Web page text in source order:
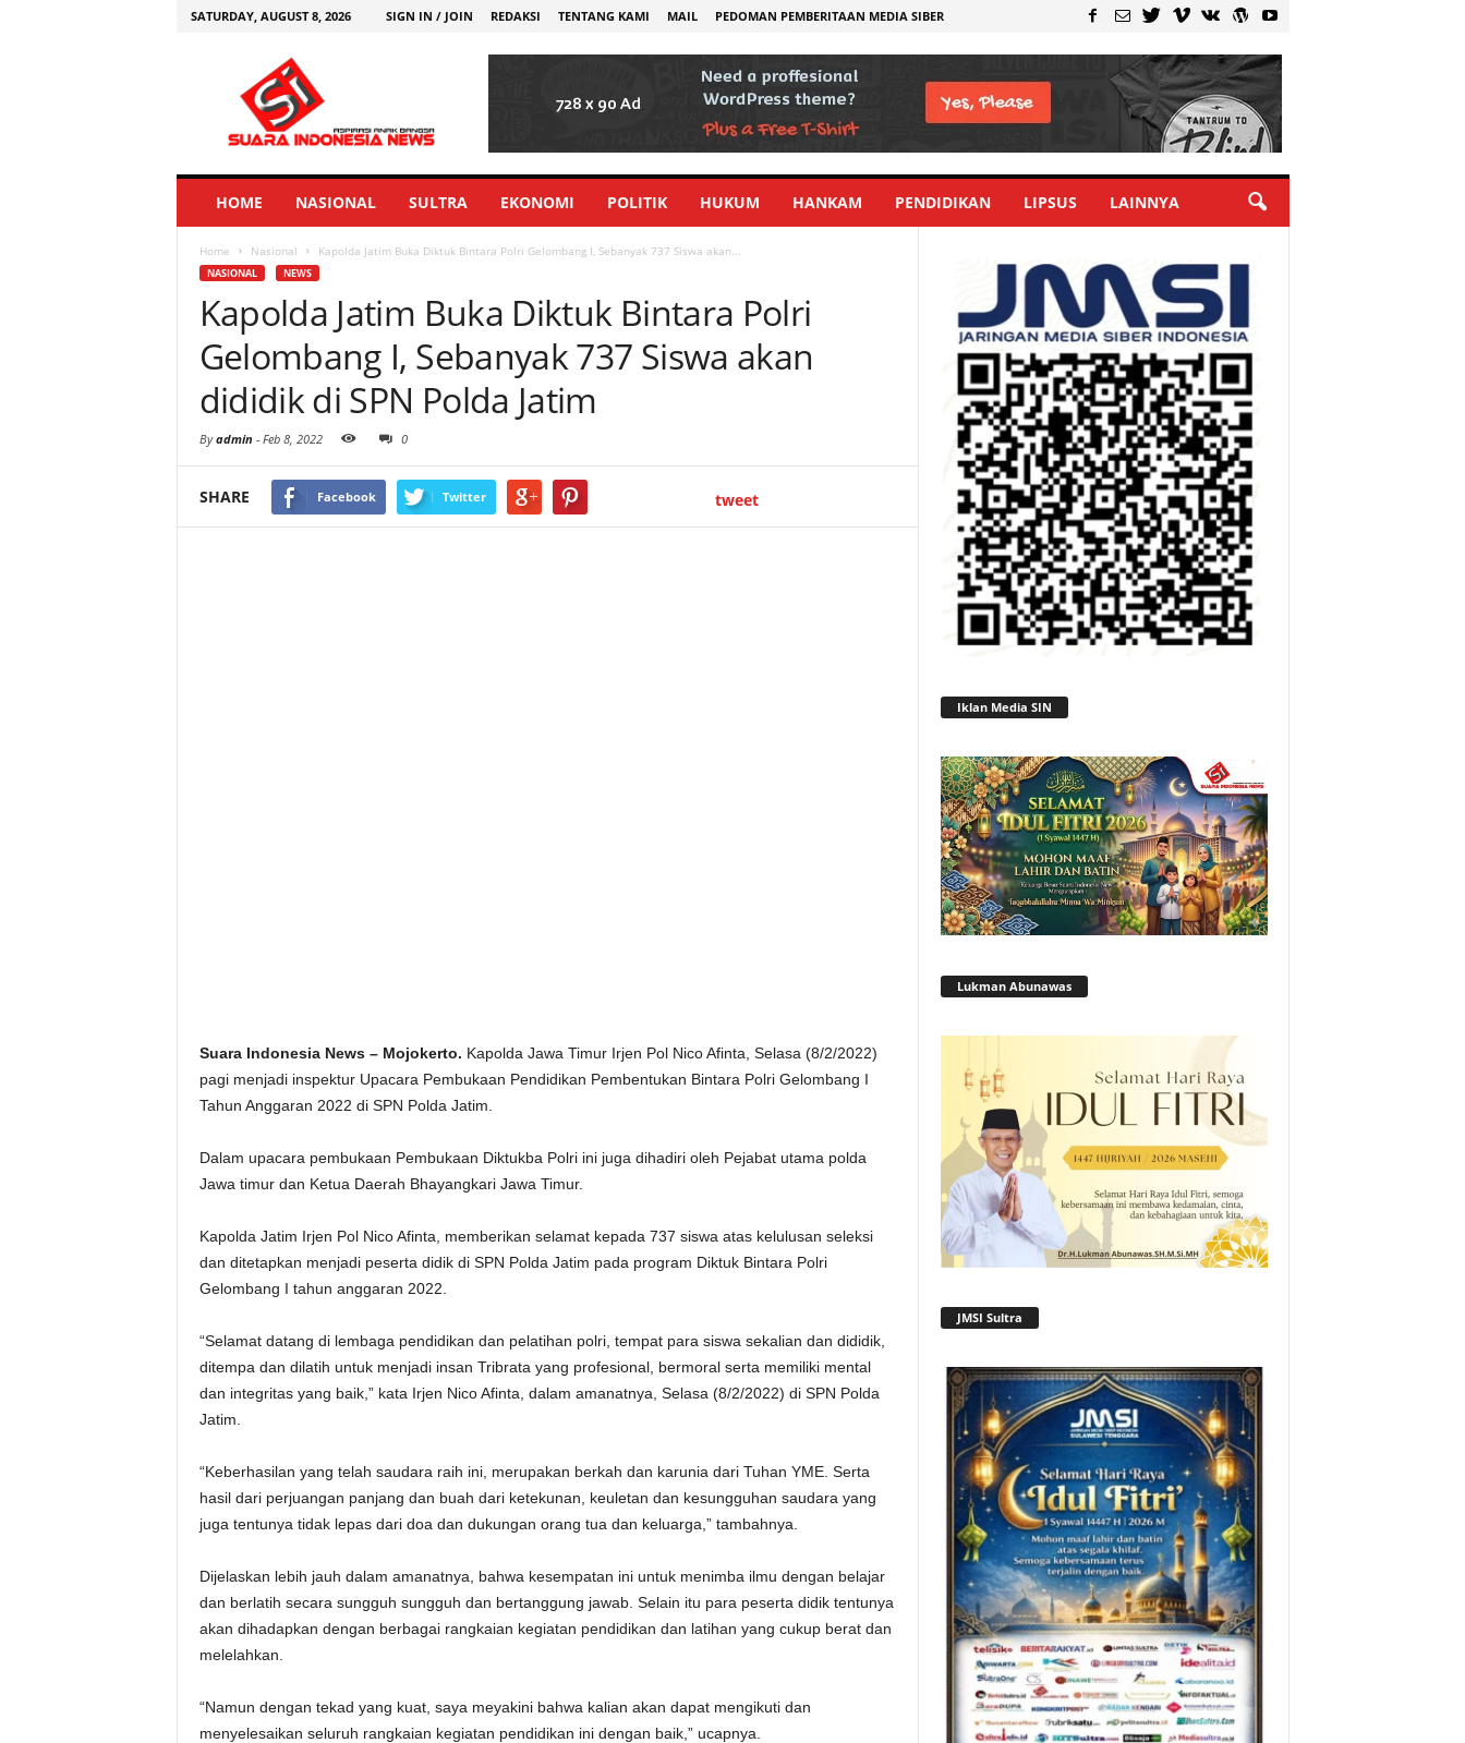
SATURDAY, AUGUST 8, 2026 SIGN IN / JOIN REDAKSI TENTANG KAMI MAIL PEDOMAN PEMBERITAAN MEDIA SIBER
HOME NASIONAL SULTRA EKONOMI POLITIK HUKUM HANKAM PENDIDIKAN LIPSUS LAINNYA
Home Nasional Kapolda Jatim Buka Diktuk Bintara Polri Gelombang I, Sebanyak 737 Siswa akan...
NASIONAL NEWS
Kapolda Jatim Buka Diktuk Bintara Polri
Gelombang I, Sebanyak 737 Siswa akan
dididik di SPN Polda Jatim
Byadmin - Feb 8, 2022 0
SHARE Facebook Twitter tweet
Suara Indonesia News – Mojokerto. Kapolda Jawa Timur Irjen Pol Nico Afinta, Selasa (8/2/2022)
pagi menjadi inspektur Upacara Pembukaan Pendidikan Pembentukan Bintara Polri Gelombang I
Tahun Anggaran 2022 di SPN Polda Jatim.
Dalam upacara pembukaan Pembukaan Diktukba Polri ini juga dihadiri oleh Pejabat utama polda
Jawa timur dan Ketua Daerah Bhayangkari Jawa Timur.
Kapolda Jatim Irjen Pol Nico Afinta, memberikan selamat kepada 737 siswa atas kelulusan seleksi
dan ditetapkan menjadi peserta didik di SPN Polda Jatim pada program Diktuk Bintara Polri
Gelombang I tahun anggaran 2022.
“Selamat datang di lembaga pendidikan dan pelatihan polri, tempat para siswa sekalian dan dididik,
ditempa dan dilatih untuk menjadi insan Tribrata yang profesional, bermoral serta memiliki mental
dan integritas yang baik,” kata Irjen Nico Afinta, dalam amanatnya, Selasa (8/2/2022) di SPN Polda
Jatim.
“Keberhasilan yang telah saudara raih ini, merupakan berkah dan karunia dari Tuhan YME. Serta
hasil dari perjuangan panjang dan buah dari ketekunan, keuletan dan kesungguhan saudara yang
juga tentunya tidak lepas dari doa dan dukungan orang tua dan keluarga,” tambahnya.
Dijelaskan lebih jauh dalam amanatnya, bahwa kesempatan ini untuk menimba ilmu dengan belajar
dan berlatih secara sungguh sungguh dan bertanggung jawab. Selain itu para peserta didik tentunya
akan dihadapkan dengan berbagai rangkaian kegiatan pendidikan dan latihan yang cukup berat dan
melelahkan.
“Namun dengan tekad yang kuat, saya meyakini bahwa kalian akan dapat mengikuti dan
menyelesaikan seluruh rangkaian kegiatan pendidikan ini dengan baik,” ucapnya.
Iklan Media SIN
Lukman Abunawas
JMSI Sultra